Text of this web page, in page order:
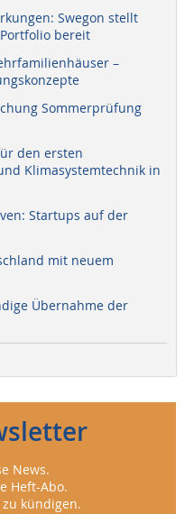
Swegon stellt
bereit
–
Sommerprüfung
den ersten
Klimasystemtechnik in
Startups auf der
mit neuem
Übernahme der
News.
Heft-Abo.
kündigen.